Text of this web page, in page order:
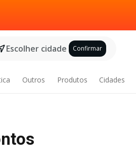
Escolher cidade Confirmar
Outros Produtos Cidades